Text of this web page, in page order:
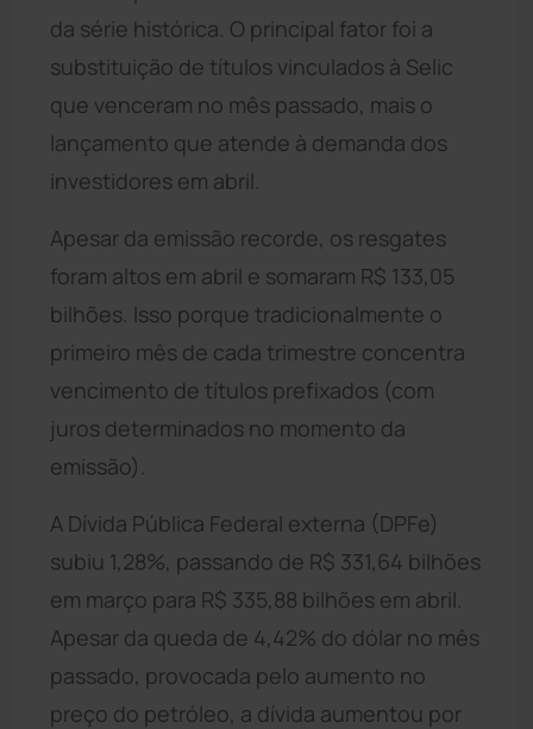
da série histórica. O principal fator foi a
substituição de títulos vinculados à Selic
que venceram no mês passado, mais o
lançamento que atende à demanda dos
investidores em abril.
Apesar da emissão recorde, os resgates
foram altos em abril e somaram R$ 133,05
bilhões. Isso porque tradicionalmente o
primeiro mês de cada trimestre concentra
vencimento de títulos prefixados (com
juros determinados no momento da
emissão).
A Dívida Pública Federal externa (DPFe)
subiu 1,28%, passando de R$ 331,64 bilhões
em março para R$ 335,88 bilhões em abril.
Apesar da queda de 4,42% do dólar no mês
passado, provocada pelo aumento no
preço do petróleo, a dívida aumentou por